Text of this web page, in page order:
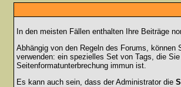
In den meisten Fällen enthalten Ihre Beiträge
Abhängig von den Regeln des Forums,
verwenden: ein spezielles Set von Tags, die
Seitenformatunterbrechung immun ist.
Es kann auch sein, dass der Administrator die